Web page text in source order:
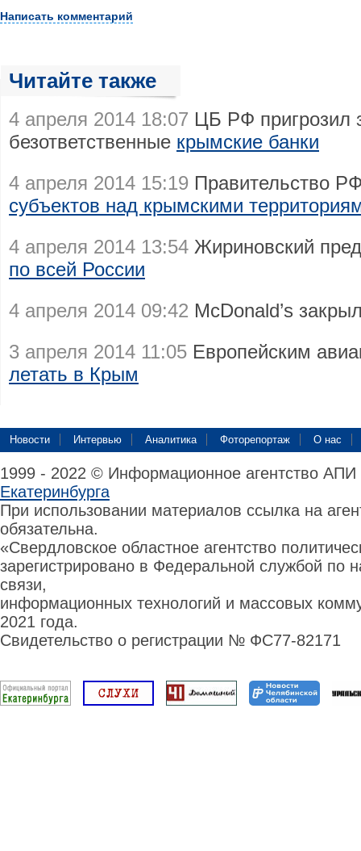
Написать комментарий
Читайте также
4 апреля 2014 18:07 ЦБ РФ пригрозил
безответственные крымские банки
4 апреля 2014 15:19 Правительство
субъектов над крымскими
4 апреля 2014 13:54 Жириновский
по всей России
4 апреля 2014 09:42 McDonald’s
3 апреля 2014 11:05 Европейским
летать в Крым
Новости Интервью Аналитика Фоторепортаж О нас
1999 - 2022 © Информационное агентство
Екатеринбурга
При использовании материалов ссылка на
обязательна.
«Свердловское областное агентство
зарегистрировано в Федеральной службой по
связи,
информационных технологий и массовых
2021 года.
Свидетельство о регистрации № ФС77-82171